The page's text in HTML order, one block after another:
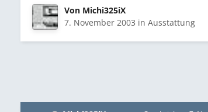
Von Michi325iX
7. November 2003 inAusstattung